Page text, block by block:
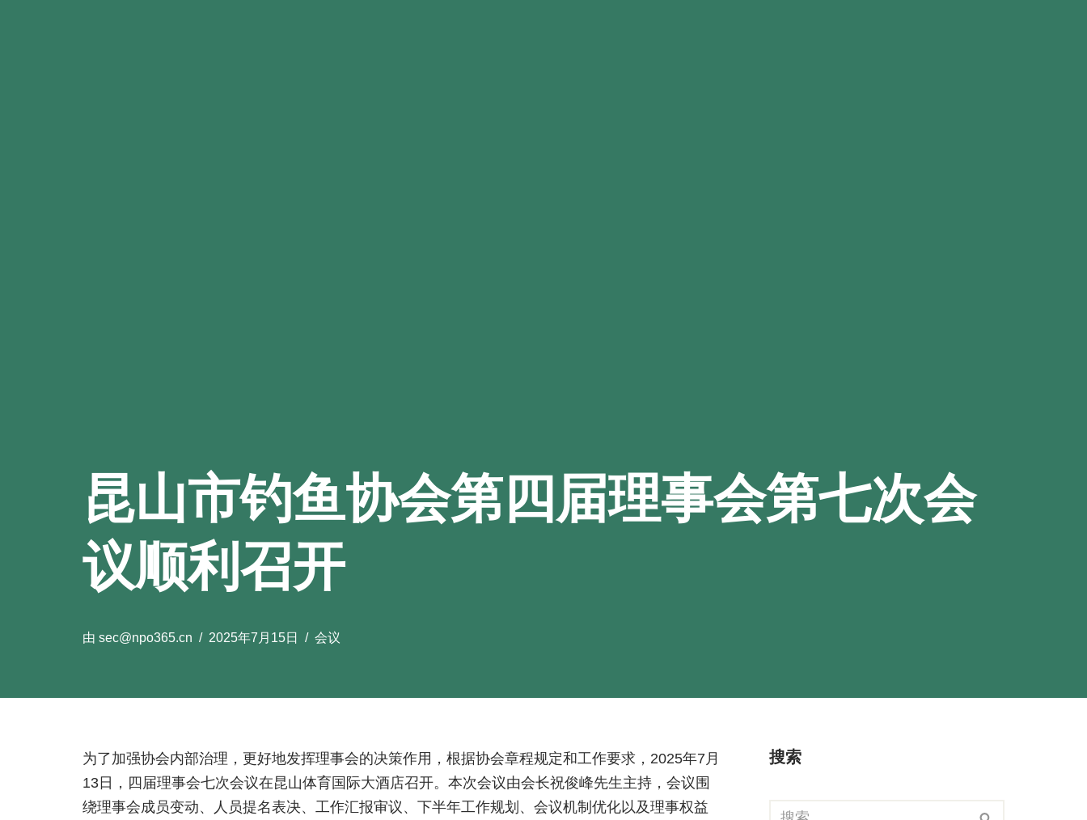
昆山市钓鱼协会第四届理事会第七次会
议顺利召开
由 sec@npo365.cn 2025年7月15日 会议
为了加强协会内部治理，更好地发挥理事会的决策作用，根据协会章程规定和工作要求，2025年7月
13日，四届理事会七次会议在昆山体育国际大酒店召开。本次会议由会长祝俊峰先生主持，会议围
绕理事会成员变动、人员提名表决、工作汇报审议、下半年工作规划、会议机制优化以及理事权益
搜索